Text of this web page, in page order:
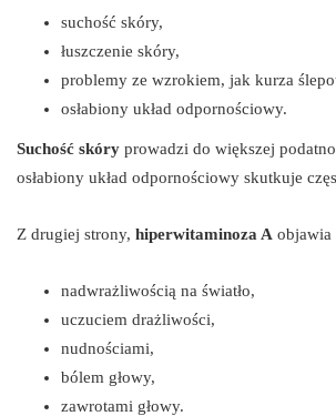
suchość skóry,
łuszczenie skóry,
problemy ze wzrokiem, jak kurza
osłabiony układ odpornościowy.
Suchość skóry prowadzi do większej
osłabiony układ odpornościowy skutkuje
Z drugiej strony, hiperwitaminoza A objawia
nadwrażliwością na światło,
uczuciem drażliwości,
nudnościami,
bólem głowy,
zawrotami głowy.